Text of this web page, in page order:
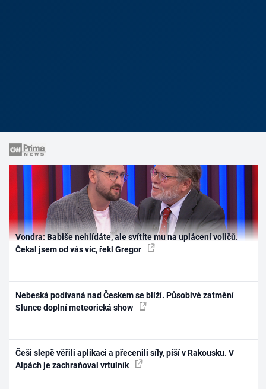
Vondra: Babiše nehlídáte, ale svítíte mu na uplácení voličů.
Čekal jsem od vás víc, řekl Gregor
Nebeská podívaná nad Českem se blíží. Působivé zatmění
Slunce doplní meteorická show
Češi slepě věřili aplikaci a přecenili síly, píší v Rakousku. V
Alpách je zachraňoval vrtulník